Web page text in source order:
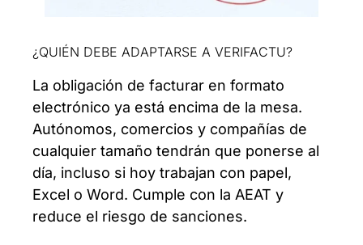
¿QUIÉN DEBE ADAPTARSE A VERIFACTU?
La obligación de facturar en formato
electrónico ya está encima de la mesa.
Autónomos, comercios y compañías de
cualquier tamaño tendrán que ponerse al
día, incluso si hoy trabajan con papel,
Excel o Word. Cumple con la AEAT y
reduce el riesgo de sanciones.